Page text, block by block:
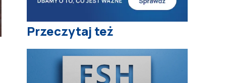
Przeczytaj też